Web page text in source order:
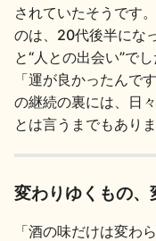
日本酒の楽しみ方特集
地酒・イベン
されていたそうです
のは、20代後半にな
と“人との出会い”でし
「運が良かったんで
の継続の裏には、日
とは言うまでもありま
変わりゆくもの、
「酒の味だけは変わ